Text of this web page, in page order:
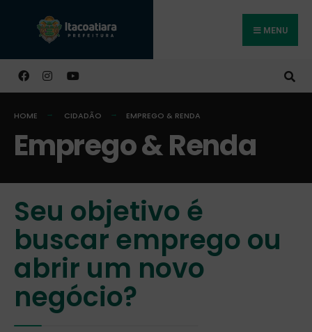
MENU
HOME CIDADÃO EMPREGO & RENDA
Emprego & Renda
Seu objetivo é
buscar emprego ou
abrir um novo
negócio?
Buscar